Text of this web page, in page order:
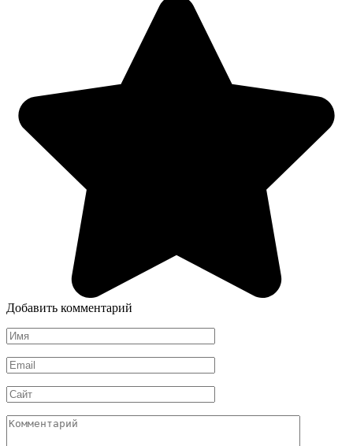
Добавить комментарий
Имя
*
Email
*
Сайт
Комментарий